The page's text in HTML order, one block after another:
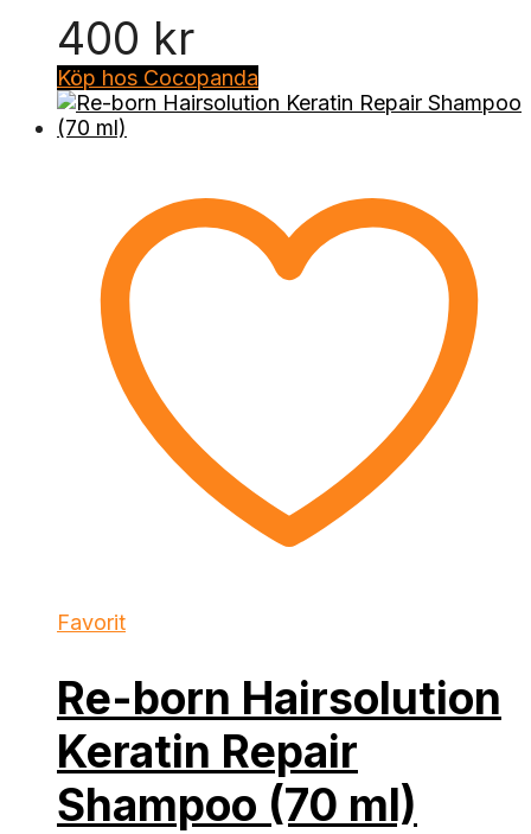
400 kr
Köp hos Cocopanda
Favorit
Re-born Hairsolution
Keratin Repair
Shampoo (70 ml)